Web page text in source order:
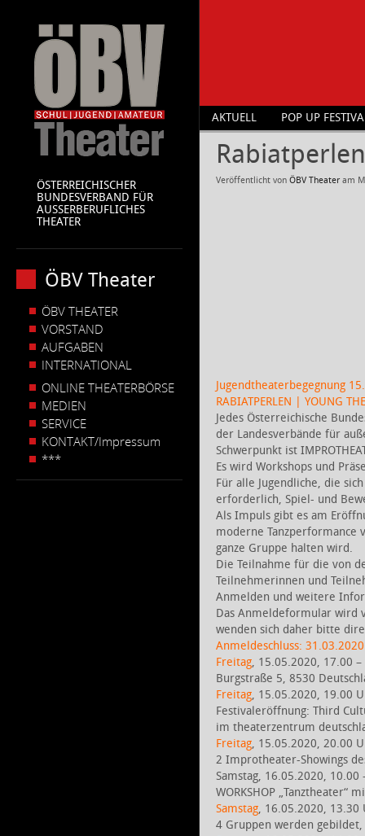
ÖSTERREICHISCHER
BUNDESVERBAND FÜR
AUSSERBERUFLICHES
THEATER
ÖBV Theater
ÖBV THEATER
VORSTAND
AUFGABEN
INTERNATIONAL
ONLINE THEATERBÖRSE
MEDIEN
SERVICE
KONTAKT/Impressum
***
AKTUELL POP UP
Veröffentlicht von ÖBV Theater am
Jugendtheaterbegegnung
RABIATPERLEN | YOUNG
Jedes Österreichische
der Landesverbände für
Schwerpunkt ist
Es wird Workshops und
Für alle Jugendliche, die
erforderlich, Spiel- und
Als Impuls gibt es am
moderne Tanzperformance
ganze Gruppe halten wird.
Die Teilnahme für die von
Teilnehmerinnen und
Anmelden und weitere
Das Anmeldeformular wird
wenden sich daher bitte
Anmeldeschluss:
Freitag, 15.05.2020, 17.00 –
Burgstraße 5, 8530
Freitag, 15.05.2020, 19.00
Festivaleröffnung: Third
im theaterzentrum
Freitag, 15.05.2020, 20.00
2 Improtheater-Showings
Samstag, 16.05.2020, 10.00
WORKSHOP „Tanztheater“
Samstag, 16.05.2020,
4 Gruppen werden